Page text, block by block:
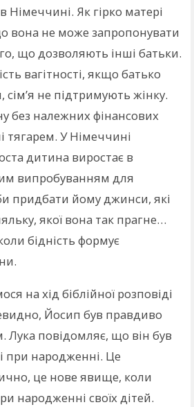
Німеччині. Як гірко матері
вона не може запропонувати
що дозволяють інші батьки.
вагітності, якщо батько
не підтримують жінку.
без належних фінансових
тягарем. У Німеччині
дитина виростає в
випробуванням для
придбати йому джинси, які
якої вона так прагне…
бідність формує
на хід біблійної розповіді
Йосип був правдиво
Лука повідомляє, що він був
при народженні. Це
це нове явище, коли
народженні своїх дітей.